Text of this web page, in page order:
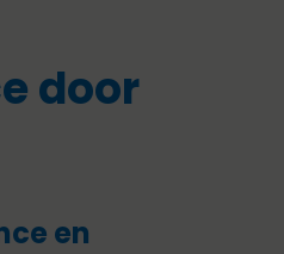
door
en